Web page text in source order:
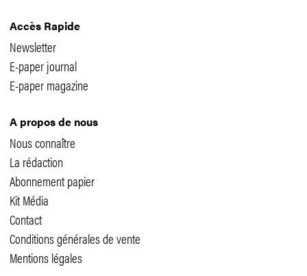
Accès Rapide
Newsletter
E-paper journal
E-paper magazine
A propos de nous
Nous connaître
La rédaction
Abonnement papier
Kit Média
Contact
Conditions générales de vente
Mentions légales